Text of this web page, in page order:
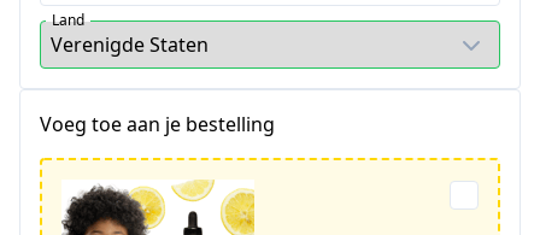
Land
Voeg toe aan je bestelling